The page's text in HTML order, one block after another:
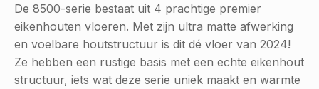
De 8500-serie bestaat uit 4 prachtige premier
eikenhouten vloeren. Met zijn ultra matte afwerking
en voelbare houtstructuur is dit dé vloer van 2024!
Ze hebben een rustige basis met een echte eikenhout
structuur, iets wat deze serie uniek maakt en warmte